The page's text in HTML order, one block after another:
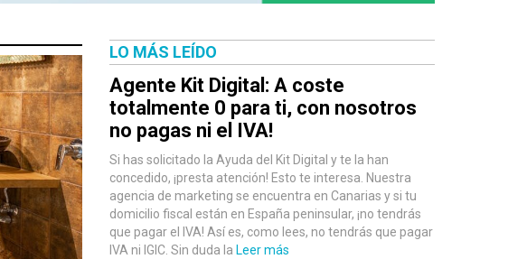
LO MÁS LEÍDO
Agente Kit Digital: A coste
totalmente 0 para ti, con nosotros
no pagas ni el IVA!
Si has solicitado la Ayuda del Kit Digital y te la han
concedido, ¡presta atención! Esto te interesa. Nuestra
agencia de marketing se encuentra en Canarias y si tu
domicilio fiscal están en España peninsular, ¡no tendrás
que pagar el IVA! Así es, como lees, no tendrás que pagar
IVA ni IGIC. Sin duda la Leer más